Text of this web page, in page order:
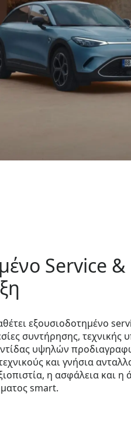
Service &
εξουσιοδοτημένο
συντήρησης, τεχνικής
υψηλών
και γνήσια
η ασφάλεια και η
smart.